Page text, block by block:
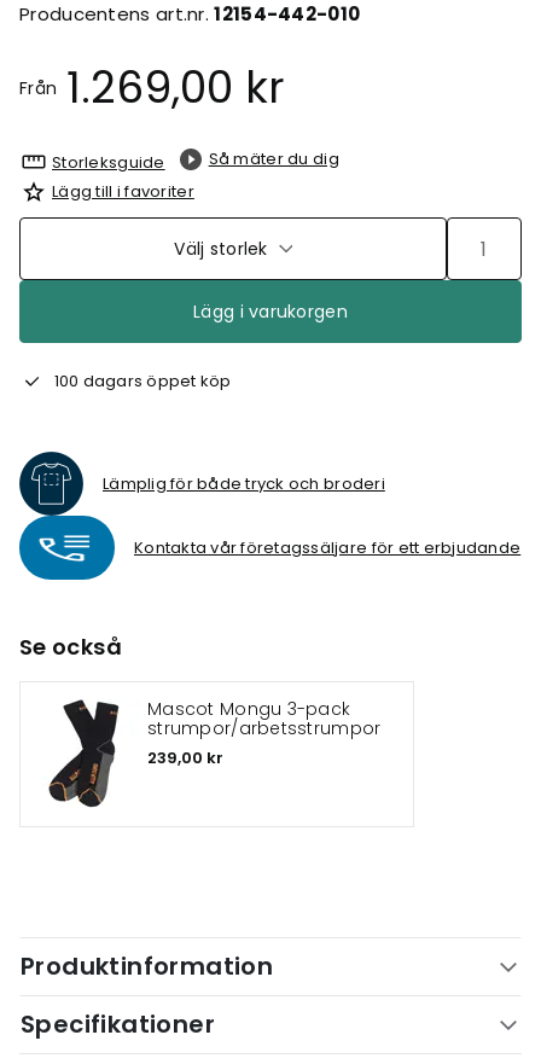
Producentens art.nr.12154-442-010
Från 1.269,00 kr
Storleksguide
Så mäter du dig
Lägg till i favoriter
Välj storlek
Lägg i varukorgen
100 dagars öppet köp
Lämplig för både tryck och broderi
Kontakta vår företagssäljare för ett erbjudande
Se också
Mascot Mongu 3-pack
strumpor/arbetsstrumpor
239,00 kr
Produktinformation
Specifikationer